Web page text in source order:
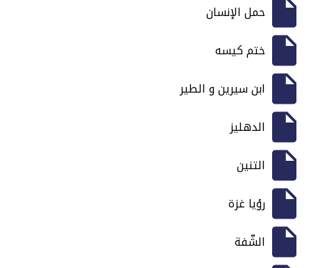
حمل الإنسان
ختم كيسه
ابن سيرين و الطير
الدهليز
التنين
رؤيا غزة
الشّفة